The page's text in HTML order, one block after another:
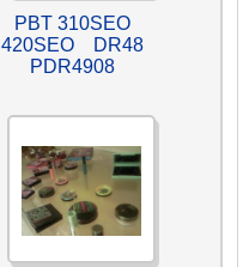
PBT 310SEO
420SEO DR48
PDR4908